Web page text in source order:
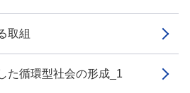
取組
循環型社会の形成_1